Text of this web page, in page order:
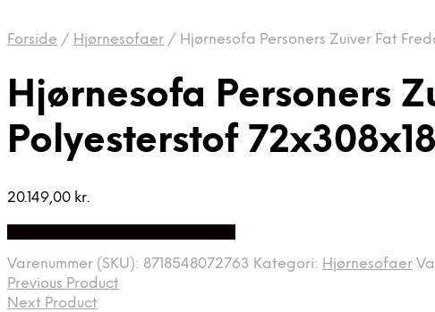
Forside / Hjørnesofaer / Hjørnesofa Personers Zuiver Fat
Hjørnesofa Personers
Polyesterstof
20.149,00 kr.
Varenummer (SKU): 8718548072763 Kategori: Hjørnesofaer
Previous Product
Next Product